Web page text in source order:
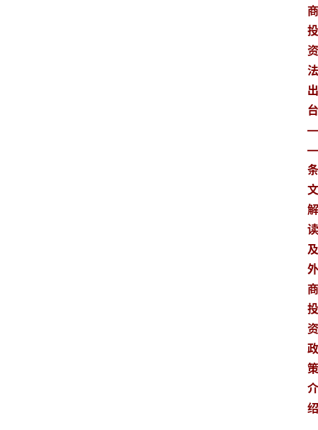
商
投
资
法
出
台
—
—
条
文
解
读
及
外
商
投
资
政
策
介
绍